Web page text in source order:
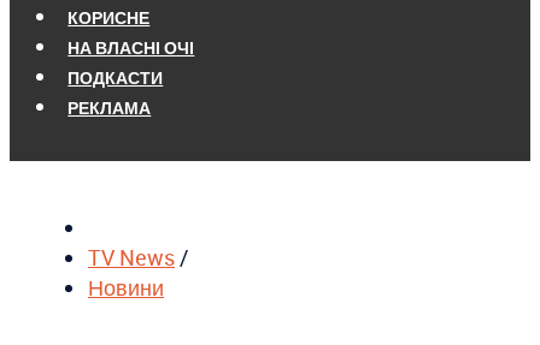
КОРИСНЕ
НА ВЛАСНІ ОЧІ
ПОДКАСТИ
РЕКЛАМА
TV News/
Новини